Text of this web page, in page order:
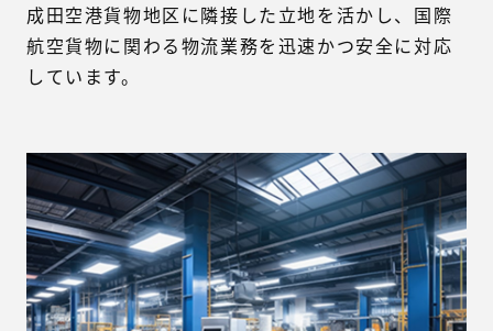
成田空港貨物地区に隣接した立地を活かし、国際
航空貨物に関わる物流業務を迅速かつ安全に対応
しています。